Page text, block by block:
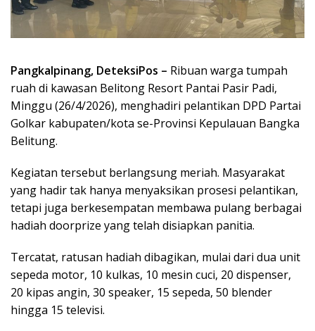
Pangkalpinang, DeteksiPos – Ribuan warga tumpah
ruah di kawasan Belitong Resort Pantai Pasir Padi,
Minggu (26/4/2026), menghadiri pelantikan DPD Partai
Golkar kabupaten/kota se-Provinsi Kepulauan Bangka
Belitung.
Kegiatan tersebut berlangsung meriah. Masyarakat
yang hadir tak hanya menyaksikan prosesi pelantikan,
tetapi juga berkesempatan membawa pulang berbagai
hadiah doorprize yang telah disiapkan panitia.
Tercatat, ratusan hadiah dibagikan, mulai dari dua unit
sepeda motor, 10 kulkas, 10 mesin cuci, 20 dispenser,
20 kipas angin, 30 speaker, 15 sepeda, 50 blender
hingga 15 televisi.